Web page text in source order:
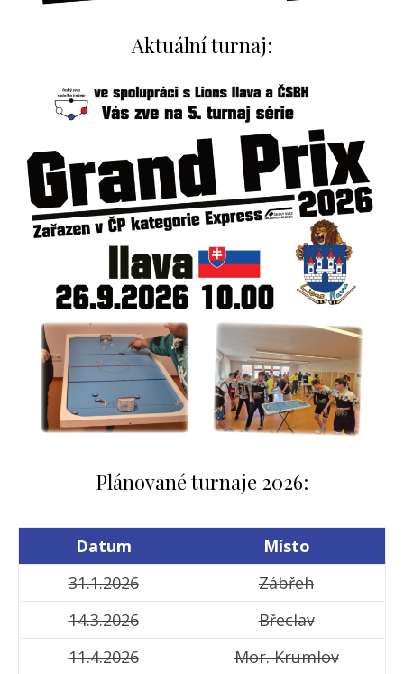
Aktuální turnaj:
Plánované turnaje 2026:
Datum
Místo
31.1.2026
Zábřeh
14.3.2026
Břeclav
11.4.2026
Mor. Krumlov